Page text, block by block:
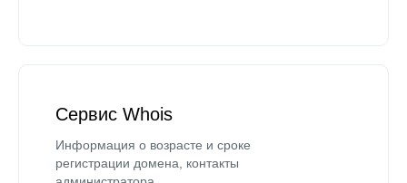
Сервис Whois
Информация о возрасте и сроке
регистрации домена, контакты